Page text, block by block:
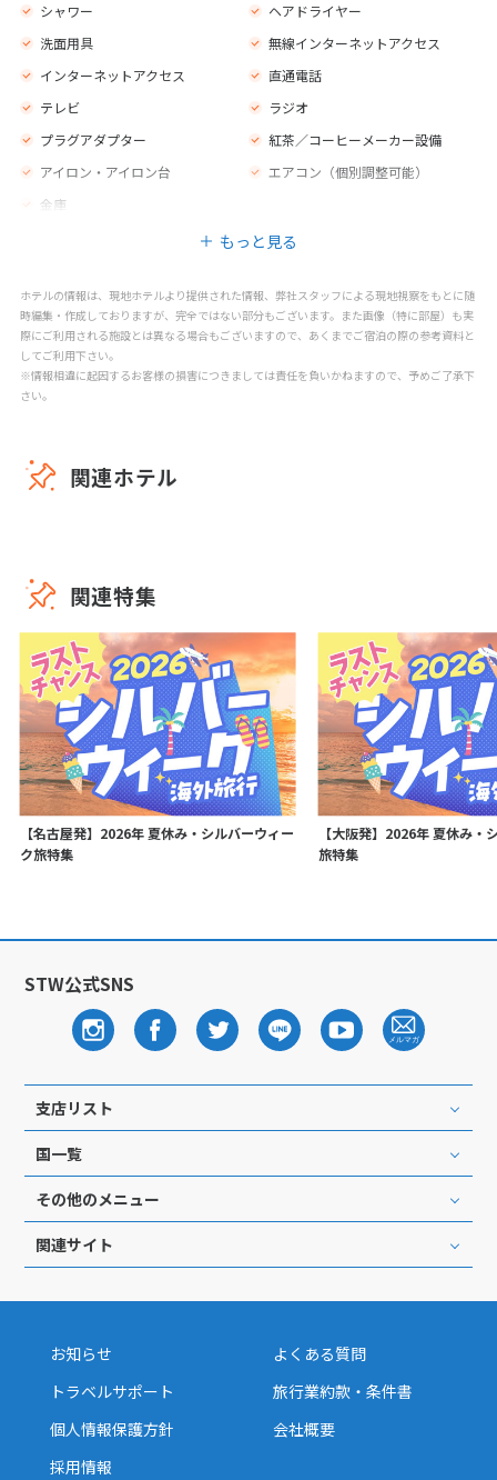
荷物室
プライベートビーチエリア
カフェ
バー
レストラン
禁煙エリア
喫煙エリア
子供用の椅子
プールサイドのスナックバー
スイムアップバー
屋外プール（真水）
パラソル
子供用エンターテインメントプロ
ゲームルーム
マッサージ
スパトリートメント
スパセンター
バナナボート
ウィンドサーフィン
ビーチバレー
シャワー
ヘアドライヤー
洗面用具
無線インターネットアクセス
インターネットアクセス
直通電話
テレビ
ラジオ
プラグアダプター
紅茶／コーヒーメーカー設備
アイロン・アイロン台
エアコン（個別調整可能）
金庫
もっと見る
ホテルの情報は、現地ホテルより提供された情報、弊社スタッフによる現地視察をもとに随
時編集・作成しておりますが、完全ではない部分もございます。また画像（特に部屋）も実
際にご利用される施設とは異なる場合もございますので、あくまでご宿泊の際の参考資料と
してご利用下さい。
※情報相違に起因するお客様の損害につきましては責任を負いかねますので、予めご了承下
さい。
関連ホテル
関連特集
【名古屋発】2026年 夏休み・シルバーウィー
ク旅特集
【大阪発】2026年 夏休み・
旅特集
STW公式SNS
支店リスト
国一覧
その他のメニュー
関連サイト
お知らせ
よくある質問
トラベルサポート
旅行業約款・条件書
個人情報保護方針
会社概要
採用情報